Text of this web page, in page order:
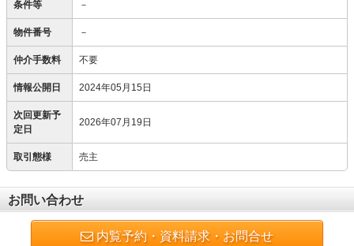
条件等 －
物件番号 －
仲介手数料 不要
情報公開日 2024年05月15日
次回更新予
定日
2026年07月19日
取引態様 売主
お問い合わせ
内覧予約・資料請求・お問合せ